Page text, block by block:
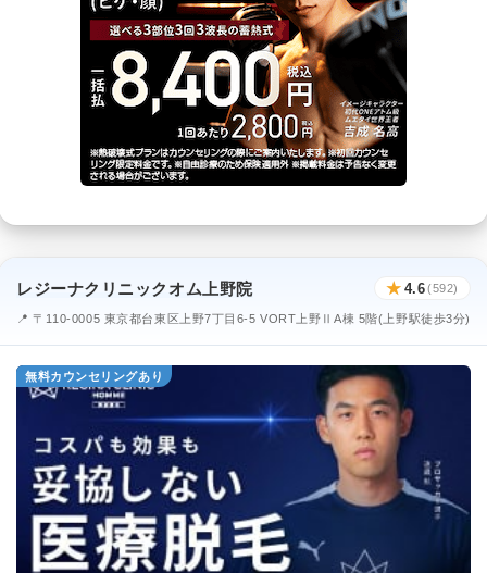
レジーナクリニックオム上野院 ★ 4.6(592)
📍 〒110-0005 東京都台東区上野7丁目6-5 VORT上野ⅡA棟 5階(上野駅徒歩3分)
無料カウンセリングあり